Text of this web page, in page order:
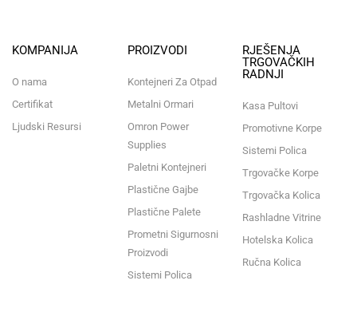
KOMPANIJA
O nama
Certifikat
Ljudski Resursi
PROIZVODI
Kontejneri Za Otpad
Metalni Ormari
Omron Power
Supplies
Paletni Kontejneri
Plastične Gajbe
Plastične Palete
Prometni Sigurnosni
Proizvodi
Sistemi Polica
RJEŠENJA
TRGOVAČKIH
RADNJI
Kasa Pultovi
Promotivne Korpe
Sistemi Polica
Trgovačke Korpe
Trgovačka Kolica
Rashladne Vitrine
Hotelska Kolica
Ručna Kolica